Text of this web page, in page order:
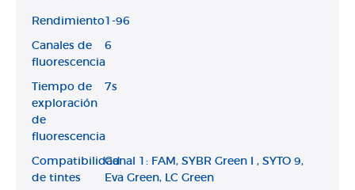
Rendimiento 1-96
Canales de
fluorescencia
6
Tiempo de
exploración
de
fluorescencia
7s
Compatibilidad
de tintes
Canal 1: FAM, SYBR Green I , SYTO 9,
Eva Green, LC Green